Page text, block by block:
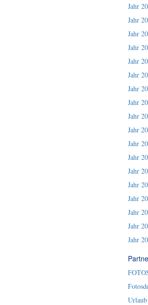
Jahr
Jahr
Jahr
Jahr
Jahr
Jahr
Jahr
Jahr
Jahr
Jahr
Jahr
Jahr
Jahr
Jahr
Jahr
Jahr
Jahr
Jahr